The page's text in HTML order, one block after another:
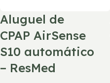
Aluguel de
CPAP AirSense
S10 automático
– ResMed